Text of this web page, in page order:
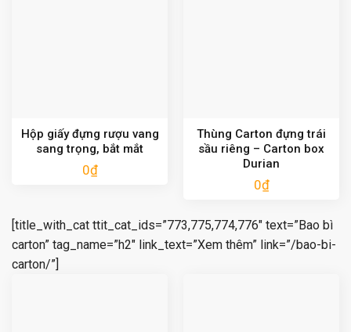
Hộp giấy đựng rượu vang
sang trọng, bắt mắt
0₫
Thùng Carton đựng trái
sầu riêng – Carton box
Durian
0₫
[title_with_cat ttit_cat_ids=”773,775,774,776″ text=”Bao bì
carton” tag_name=”h2″ link_text=”Xem thêm” link=”/bao-bi-
carton/”]